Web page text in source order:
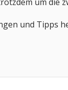
und Tipps